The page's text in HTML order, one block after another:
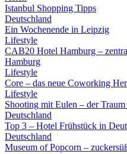
Istanbul Shopping Tipps
Deutschland
Ein Wochenende in Leipzig
Lifestyle
CAB20 Hotel Hamburg –
Hamburg
Lifestyle
Core – das neue Coworking
Lifestyle
Shooting mit Eulen – der
Deutschland
Top 3 – Hotel Frühstück in
Deutschland
Museum of Popcorn –